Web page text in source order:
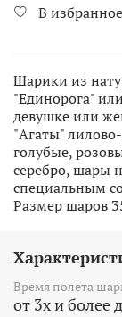
В избранное
Шарики из
"Единорога"
девушке или
"Агаты"
голубые,
серебро, шары
специальным
Размер шаров
Время полета
от 3х и более